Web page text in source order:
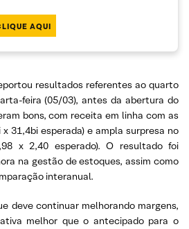
AQUI
resultados referentes ao quarto
feira (05/03), antes da abertura do
bons, com receita em linha com as
31,4bi esperada) e ampla surpresa no
x 2,40 esperado). O resultado foi
na gestão de estoques, assim como
interanual.
deve continuar melhorando margens,
melhor que o antecipado para o